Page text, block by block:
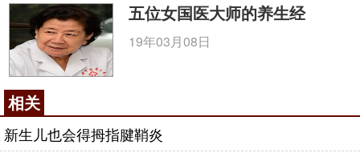
五位女国医大师的养生经
19年03月08日
相关
新生儿也会得拇指腱鞘炎